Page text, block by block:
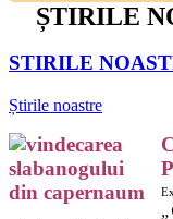
ȘTIRILE
STIRILE
Știrile noastre